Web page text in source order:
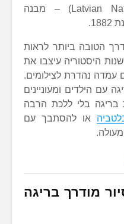
(Latvian National Opera and Ballet) – מבנה
הטובה ביותר לראות
מנקודת מבט טובה כיצד 800 שנות היסטוריה עיצבו את
עמדה נהדרת לצילומים.
עם הילדים ומעוניינים
בריגה בלי ללכת הרבה
או להסתבך עם
מודרך בריגה